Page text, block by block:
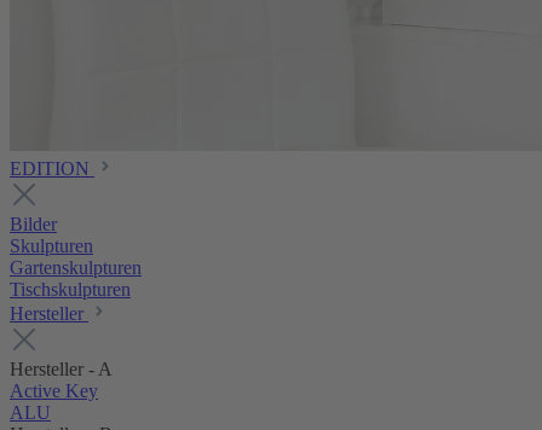
EDITION
Bilder
Skulpturen
Gartenskulpturen
Tischskulpturen
Hersteller
Hersteller - A
Active Key
ALU